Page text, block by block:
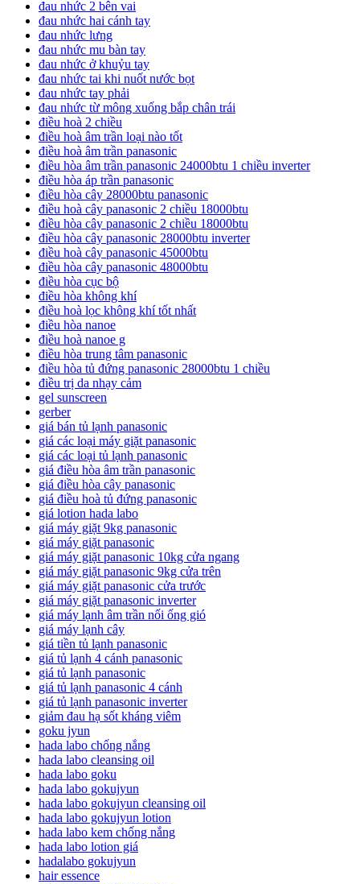
đau nhức 2 bên vai
đau nhức hai cánh tay
đau nhức lưng
đau nhức mu bàn tay
đau nhức ở khuỷu tay
đau nhức tai khi nuốt nước bọt
đau nhức tay phải
đau nhức từ mông xuống bắp chân trái
điều hoà 2 chiều
điều hoà âm trần loại nào tốt
điều hoà âm trần panasonic
điều hòa âm trần panasonic 24000btu 1 chiều inverter
điều hòa áp trần panasonic
điều hòa cây 28000btu panasonic
điều hoà cây panasonic 2 chiều 18000btu
điều hòa cây panasonic 2 chiều 18000btu
điều hòa cây panasonic 28000btu inverter
điều hoà cây panasonic 45000btu
điều hòa cây panasonic 48000btu
điều hòa cục bộ
điều hòa không khí
điều hoà lọc không khí tốt nhất
điều hòa nanoe
điều hoà nanoe g
điều hòa trung tâm panasonic
điều hòa tủ đứng panasonic 28000btu 1 chiều
điều trị da nhạy cảm
gel sunscreen
gerber
giá bán tủ lạnh panasonic
giá các loại máy giặt panasonic
giá các loại tủ lạnh panasonic
giá điều hòa âm trần panasonic
giá điều hòa cây panasonic
giá điều hoà tủ đứng panasonic
giá lotion hada labo
giá máy giặt 9kg panasonic
giá máy giặt panasonic
giá máy giặt panasonic 10kg cửa ngang
giá máy giặt panasonic 9kg cửa trên
giá máy giặt panasonic cửa trước
giá máy giặt panasonic inverter
giá máy lạnh âm trần nối ống gió
giá máy lạnh cây
giá tiền tủ lạnh panasonic
giá tủ lạnh 4 cánh panasonic
giá tủ lạnh panasonic
giá tủ lạnh panasonic 4 cánh
giá tủ lạnh panasonic inverter
giảm đau hạ sốt kháng viêm
goku jyun
hada labo chống nắng
hada labo cleansing oil
hada labo goku
hada labo gokujyun
hada labo gokujyun cleansing oil
hada labo gokujyun lotion
hada labo kem chống nắng
hada labo lotion giá
hadalabo gokujyun
hair essence